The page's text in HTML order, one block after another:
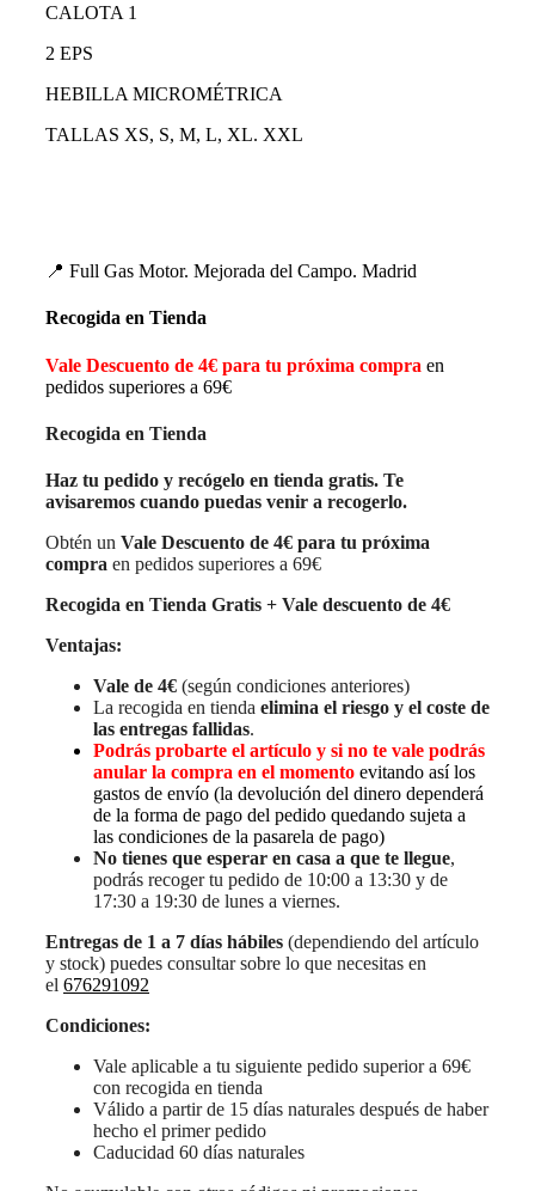
CALOTA 1
2 EPS
HEBILLA MICROMÉTRICA
TALLAS XS, S, M, L, XL. XXL
📍 Full Gas Motor. Mejorada del Campo. Madrid
Recogida en Tienda
Vale Descuento de 4€ para tu próxima compra en
pedidos superiores a 69€
Recogida en Tienda
Haz tu pedido y recógelo en tienda gratis. Te
avisaremos cuando puedas venir a recogerlo.
Obtén un Vale Descuento de 4€ para tu próxima
compra en pedidos superiores a 69€
Recogida en Tienda Gratis + Vale descuento de 4€
Ventajas:
Vale de 4€ (según condiciones anteriores)
La recogida en tienda elimina el riesgo y el coste de
las entregas fallidas.
Podrás probarte el artículo y si no te vale podrás
anular la compra en el momento evitando así los
gastos de envío (la devolución del dinero dependerá
de la forma de pago del pedido quedando sujeta a
las condiciones de la pasarela de pago)
No tienes que esperar en casa a que te llegue,
podrás recoger tu pedido de 10:00 a 13:30 y de
17:30 a 19:30 de lunes a viernes.
Entregas de 1 a 7 días hábiles (dependiendo del artículo
y stock) puedes consultar sobre lo que necesitas en
el 676291092
Condiciones:
Vale aplicable a tu siguiente pedido superior a 69€
con recogida en tienda
Válido a partir de 15 días naturales después de haber
hecho el primer pedido
Caducidad 60 días naturales